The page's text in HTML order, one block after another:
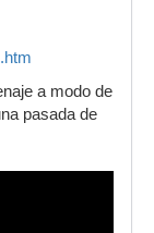
a modo de
pasada de